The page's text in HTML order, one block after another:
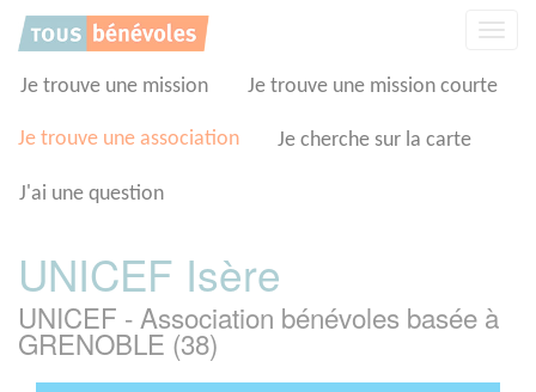
Je trouve une mission Je trouve une mission courte
Je trouve une association Je cherche sur la carte
J'ai une question
UNICEF Isère
UNICEF - Association bénévoles basée à
GRENOBLE (38)
Panneau de gestion des cookies